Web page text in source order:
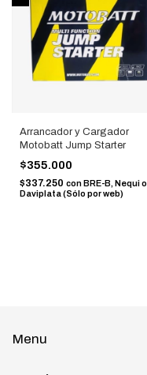
Arrancador y Cargador
Motobatt Jump Starter
$355.000
$337.250 conBRE-B, Nequi o
Daviplata (Sólo por web)
Menu